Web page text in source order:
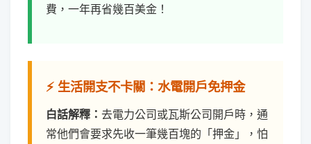
費，一年再省幾百美金！
⚡ 生活開支不卡關：水電開戶免押金
白話解釋： 去電力公司或瓦斯公司開戶時，通
常他們會要求先收一筆幾百塊的「押金」，怕